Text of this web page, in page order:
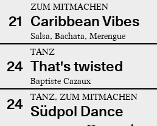
21
ZUM MITMACHEN
Caribbean Vibes
Salsa, Bachata, Merengue
24
TANZ
That's twisted
Baptiste Cazaux
24 TANZ, ZUM MITMACHEN
Südpol Dance